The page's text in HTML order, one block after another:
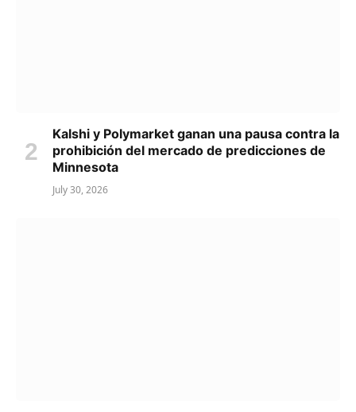
Kalshi y Polymarket ganan una pausa contra la
prohibición del mercado de predicciones de
Minnesota
July 30, 2026